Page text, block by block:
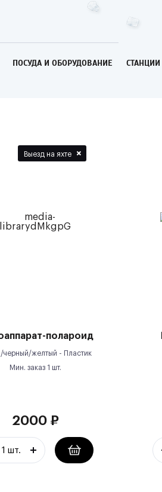
ПОСУДА И ОБОРУДОВАНИЕ СТАНЦИИ
Выезд на яхте ×
полароид
черный/желтый - Пластик
Мин. заказ 1 шт.
2000₽